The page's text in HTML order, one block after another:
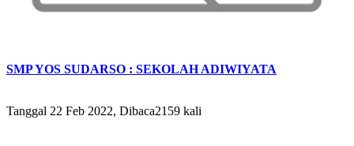
SMP YOS SUDARSO : SEKOLAH ADIWIYATA
Tanggal 22 Feb 2022, Dibaca2159 kali